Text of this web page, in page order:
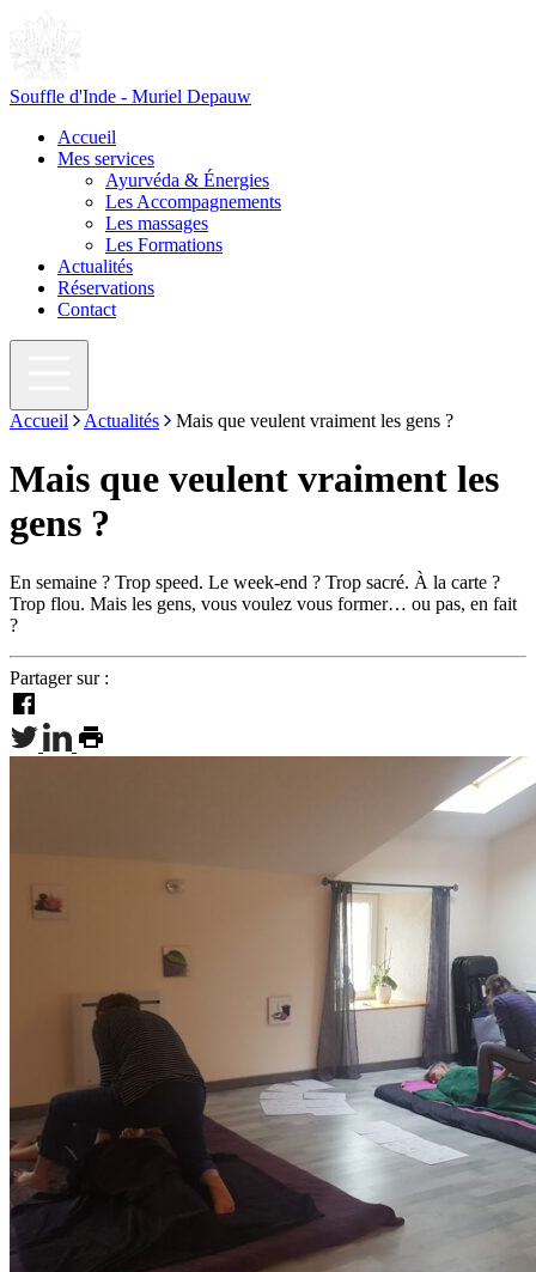
Souffle d'Inde - Muriel Depauw
Accueil
Mes services
Ayurvéda & Énergies
Les Accompagnements
Les massages
Les Formations
Actualités
Réservations
Contact
Accueil Actualités Mais que veulent vraiment les gens ?
Mais que veulent vraiment les
gens ?
En semaine ? Trop speed. Le week-end ? Trop sacré. À la carte ?
Trop flou. Mais les gens, vous voulez vous former… ou pas, en fait
?
Partager sur :